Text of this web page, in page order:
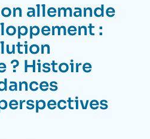
fréquentes
allemande
:
? Histoire